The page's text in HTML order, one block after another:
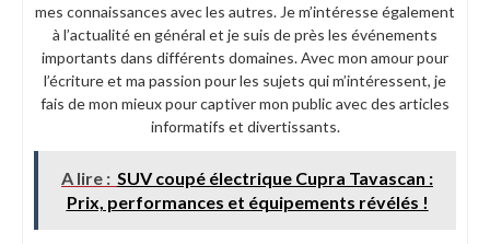
mes connaissances avec les autres. Je m’intéresse également
à l’actualité en général et je suis de près les événements
importants dans différents domaines. Avec mon amour pour
l’écriture et ma passion pour les sujets qui m’intéressent, je
fais de mon mieux pour captiver mon public avec des articles
informatifs et divertissants.
A lire : SUV coupé électrique Cupra Tavascan :
Prix, performances et équipements révélés !